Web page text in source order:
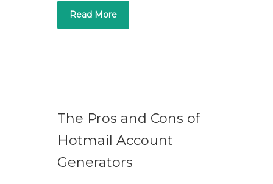
Read More
The Pros and Cons of
Hotmail Account
Generators